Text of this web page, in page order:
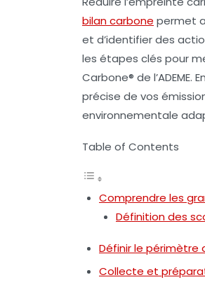
bilan carbone permet
et d’identifier des
les étapes clés pour
Carbone® de
précise de vos
environnementale
Table of Contents
Comprendre les
Définition des
Définir le périmètre
Collecte et